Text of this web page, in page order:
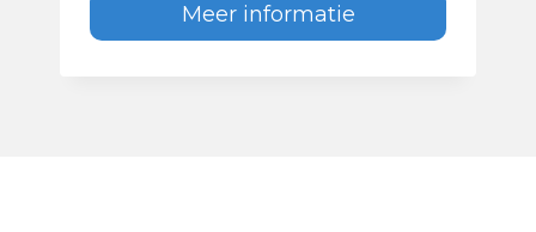
Meer informatie